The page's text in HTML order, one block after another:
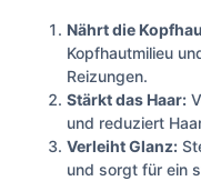
Nährt die
Kopfhautmilieu
Reizungen.
Stärkt das Haar:
und reduziert
Verleiht Glanz:
und sorgt für ein